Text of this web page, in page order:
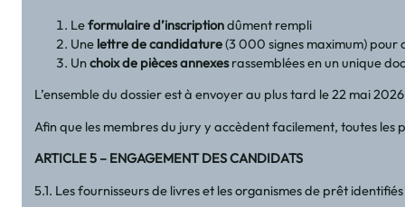
Leformulaire d’inscriptiondûment rempli
Une lettre de candidature(3 000 signes maximum) pour
Unchoix de pièces annexesrassemblées en un unique
L’ensemble du dossier est à envoyer au plus tard le 22 mai
Afin que les membres du jury y accèdent facilement, toutes
ARTICLE 5 – ENGAGEMENT DES CANDIDATS
5.1. Les fournisseurs de livres et les organismes de prêt